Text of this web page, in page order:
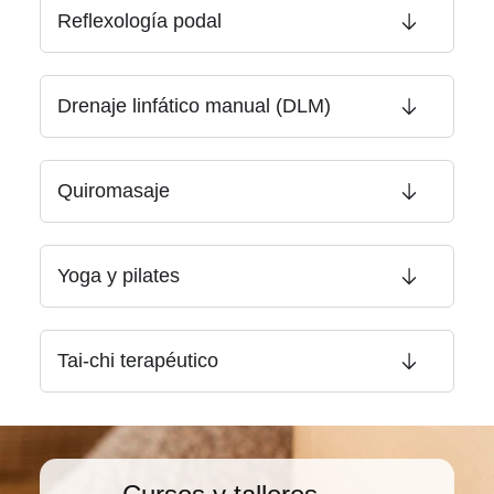
Reflexología podal
Drenaje linfático manual (DLM)
Quiromasaje
Yoga y pilates
Tai-chi terapéutico